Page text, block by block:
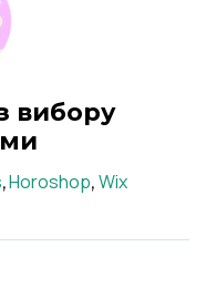
вибору
,Horoshop, Wix